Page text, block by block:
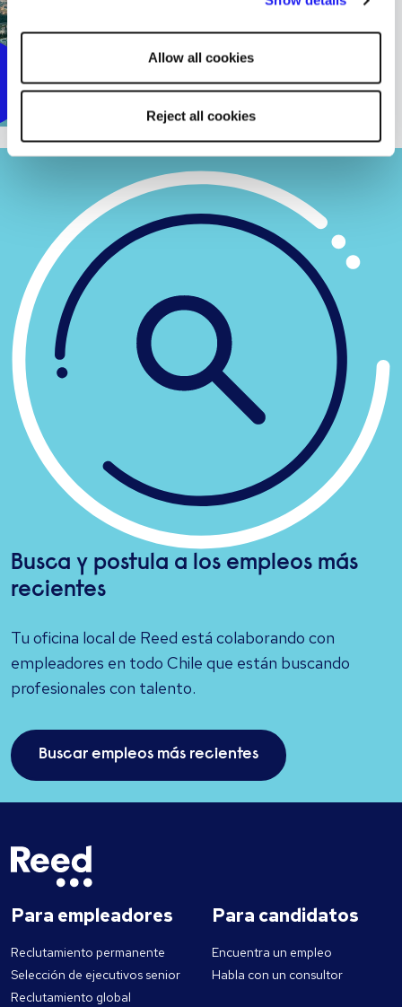
Allow all cookies
Reject all cookies
Busca y postula a los empleos más
recientes
Tu oficina local de Reed está colaborando con
empleadores en todo Chile que están buscando
profesionales con talento.
Buscar empleos más recientes
Para empleadores
Reclutamiento permanente
Selección de ejecutivos senior
Reclutamiento global
Para candidatos
Encuentra un empleo
Habla con un consultor